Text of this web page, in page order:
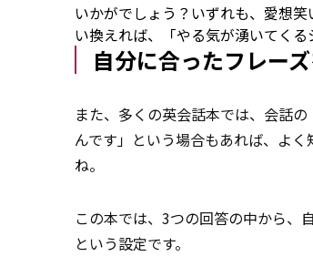
いかがでしょう？いずれも、愛想
い換えれば、「やる気が湧いてく
自分に合ったフレー
また、多くの英会話本では、会話の
んです」という場合もあれば、よ
ね。
この本では、3つの回答の中から、
という設定です。